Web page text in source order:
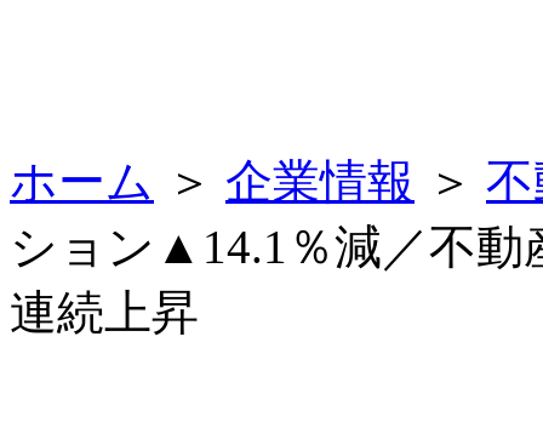
ホーム ＞ 企業情報 ＞
ション▲14.1％減／不
連続上昇